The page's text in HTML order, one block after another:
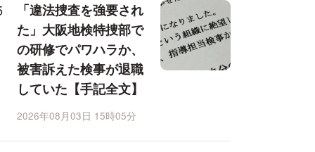
「違法捜査を強要され
た」大阪地検特捜部で
の研修でパワハラか、
被害訴えた検事が退職
していた【手記全文】
2026年08月03日 15時05分